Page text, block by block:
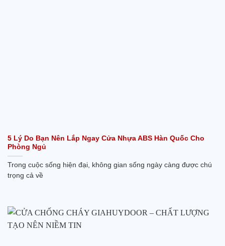
5 Lý Do Bạn Nên Lắp Ngay Cửa Nhựa ABS Hàn Quốc Cho
Phòng Ngủ
Trong cuộc sống hiện đại, không gian sống ngày càng được chú
trọng cả về